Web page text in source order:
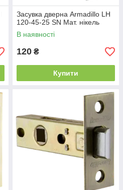
Засувка дверна Armadillo LH
120-45-25 SN Мат. нікель
В наявності
120 ₴
Купити